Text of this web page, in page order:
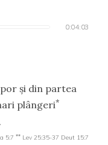
0:04:03
0:04:03
şi din partea
plângeri*
5:7 ** Lev 25:35-37 Deut 15:7